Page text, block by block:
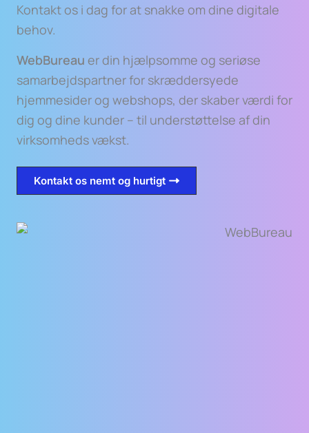
Kontakt os i dag for at snakke om dine digitale
behov.
WebBureau er din hjælpsomme og seriøse
samarbejdspartner for skræddersyede
hjemmesider og webshops, der skaber værdi for
dig og dine kunder – til understøttelse af din
virksomheds vækst.
Kontakt os nemt og hurtigt